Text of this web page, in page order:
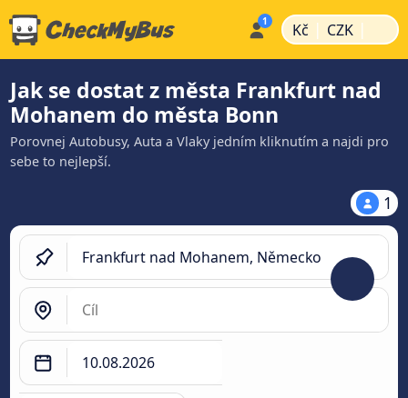
Kč | CZK |
Jak se dostat z města Frankfurt nad
Mohanem do města Bonn
Porovnej Autobusy, Auta a Vlaky jedním kliknutím a najdi pro
sebe to nejlepší.
1